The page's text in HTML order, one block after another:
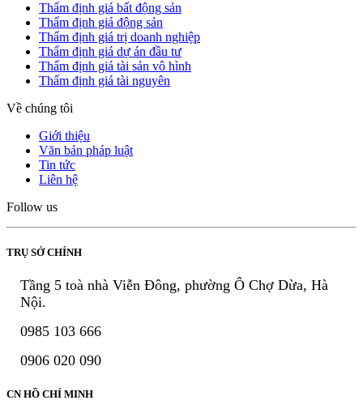
Thẩm định giá bất động sản
Thẩm định giá động sản
Thẩm định giá trị doanh nghiệp
Thẩm định giá dự án đầu tư
Thẩm định giá tài sản vô hình
Thẩm định giá tài nguyên
Về chúng tôi
Giới thiệu
Văn bản pháp luật
Tin tức
Liên hệ
Follow us
TRỤ SỞ CHÍNH
Tầng 5 toà nhà Viễn Đông, phường Ô Chợ Dừa, Hà
Nội.
0985 103 666
0906 020 090
CN HỒ CHÍ MINH